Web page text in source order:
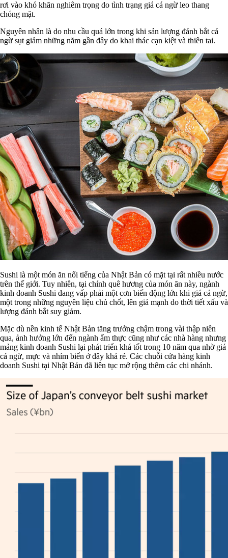
rơi vào khó khăn nghiêm trọng do tình trạng giá cá ngừ leo thang
chóng mặt.
Nguyên nhân là do nhu cầu quá lớn trong khi sản lượng đánh bắt cá
ngừ sụt giảm những năm gần đây do khai thác cạn kiệt và thiên tai.
Sushi là một món ăn nổi tiếng của Nhật Bản có mặt tại rất nhiều nước
trên thế giới. Tuy nhiên, tại chính quê hương của món ăn này, ngành
kinh doanh Sushi đang vấp phải một cơn biến động lớn khi giá cá ngừ,
một trong những nguyên liệu chủ chốt, lên giá mạnh do thời tiết xấu và
lượng đánh bắt suy giảm.
Mặc dù nền kinh tế Nhật Bản tăng trưởng chậm trong vài thập niên
qua, ảnh hưởng lớn đến ngành ẩm thực cũng như các nhà hàng nhưng
mảng kinh doanh Sushi lại phát triển khá tốt trong 10 năm qua nhờ giá
cá ngừ, mực và nhím biển ở đây khá rẻ. Các chuỗi cửa hàng kinh
doanh Sushi tại Nhật Bản đã liên tục mở rộng thêm các chi nhánh.